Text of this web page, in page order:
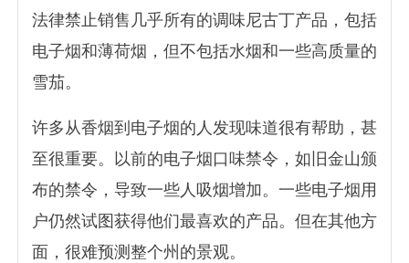
法律禁止销售几乎所有的调味尼古丁产品，包括
电子烟和薄荷烟，但不包括水烟和一些高质量的
雪茄。
许多从香烟到电子烟的人发现味道很有帮助，甚
至很重要。以前的电子烟口味禁令，如旧金山颁
布的禁令，导致一些人吸烟增加。一些电子烟用
户仍然试图获得他们最喜欢的产品。但在其他方
面，很难预测整个州的景观。